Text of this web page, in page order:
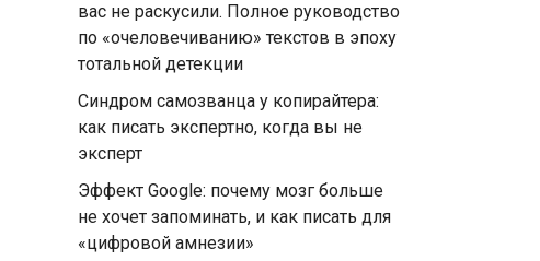
вас не раскусили. Полное руководство
по «очеловечиванию» текстов в эпоху
тотальной детекции
Синдром самозванца у копирайтера:
как писать экспертно, когда вы не
эксперт
Эффект Google: почему мозг больше
не хочет запоминать, и как писать для
«цифровой амнезии»